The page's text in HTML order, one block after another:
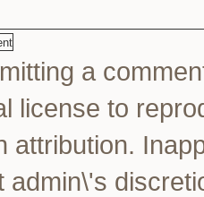
a
license to
attribution.
admin\'s